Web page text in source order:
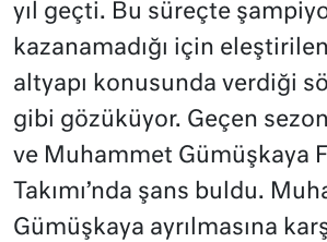
yıl geçti. Bu süreçte
kazanamadığı için
altyapı konusunda verdiği
gibi gözüküyor. Geçen
ve Muhammet Gümüşkaya
Takımı’nda şans buldu.
Gümüşkaya ayrılmasına